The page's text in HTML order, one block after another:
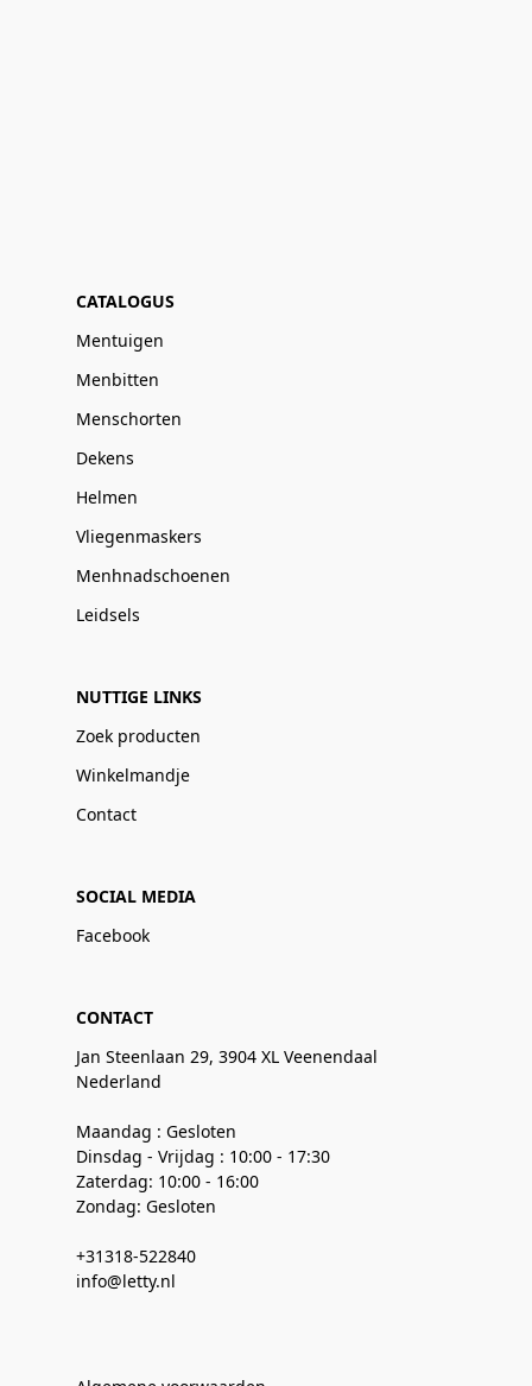
CATALOGUS
Mentuigen
Menbitten
Menschorten
Dekens
Helmen
Vliegenmaskers
Menhnadschoenen
Leidsels
NUTTIGE LINKS
Zoek producten
Winkelmandje
Contact
SOCIAL MEDIA
Facebook
CONTACT
Jan Steenlaan 29, 3904 XL Veenendaal
Nederland
Maandag : Gesloten
Dinsdag - Vrijdag : 10:00 - 17:30
Zaterdag: 10:00 - 16:00
Zondag: Gesloten
+31318-522840
info@letty.nl